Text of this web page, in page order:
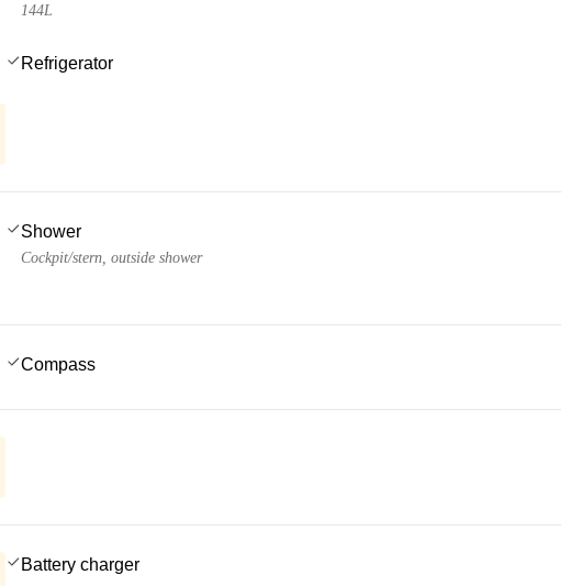
144L
Refrigerator
Shower
Cockpit/stern, outside shower
Compass
Battery charger